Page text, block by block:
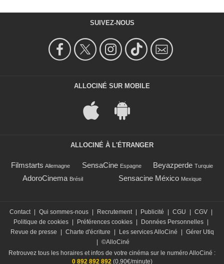
SUIVEZ-NOUS
ALLOCINÉ SUR MOBILE
ALLOCINÉ À L'ÉTRANGER
Filmstarts Allemagne SensaCine Espagne Beyazperde Turquie
AdoroCinema Brésil Sensacine México Mexique
Contact Qui sommes-nous Recrutement Publicité CGU CGV
Politique de cookies
Préférences cookies Données Personnelles
Revue de presse
Charte d'écriture Les services AlloCiné
Gérer Utiq
©AlloCiné
Retrouvez tous les horaires et infos de votre cinéma sur le numéro AlloCiné :
0 892 892 892(0,90€/minute)